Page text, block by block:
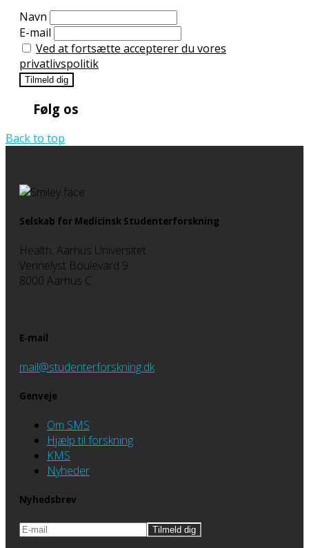
Navn
E-mail
Ved at fortsætte accepterer du vores
privatlivspolitik
Følg os
Back to top
Selskab for Medicinsk Studenterforskning
Health, Aarhus Universitet
Vennelyst Boulevard 9
8000 Aarhus C
E-mail
mail@studenterforskning.dk
Genveje
Om SMS
Hjælp til forskning
KMS
Nyheder
Nyhedsbrev